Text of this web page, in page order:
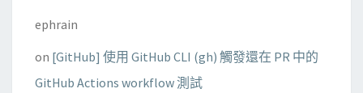
ephrain
on [GitHub] 使用 GitHub CLI (gh) 觸發還在 PR 中的
GitHub Actions workflow 測試